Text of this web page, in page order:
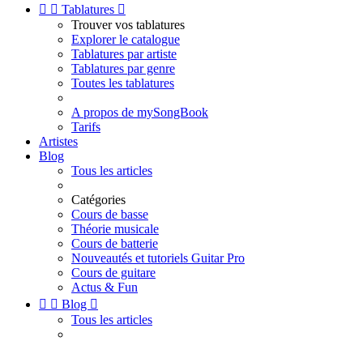
  Tablatures 
Trouver vos tablatures
Explorer le catalogue
Tablatures par artiste
Tablatures par genre
Toutes les tablatures
A propos de mySongBook
Tarifs
Artistes
Blog
Tous les articles
Catégories
Cours de basse
Théorie musicale
Cours de batterie
Nouveautés et tutoriels Guitar Pro
Cours de guitare
Actus & Fun
  Blog 
Tous les articles